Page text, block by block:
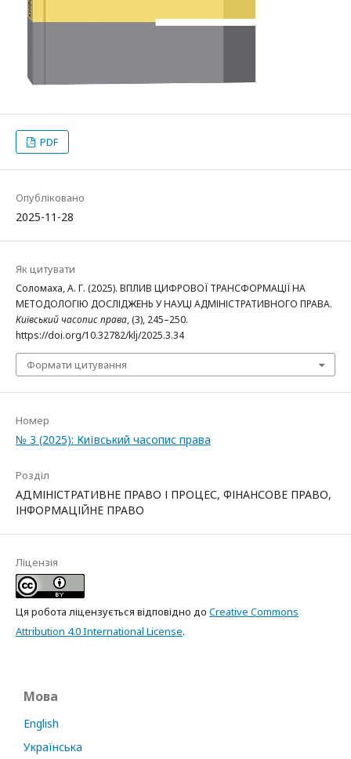
PDF
Опубліковано
2025-11-28
Як цитувати
Соломаха, А. Г. (2025). ВПЛИВ ЦИФРОВОЇ ТРАНСФОРМАЦІЇ НА
МЕТОДОЛОГІЮ ДОСЛІДЖЕНЬ У НАУЦІ АДМІНІСТРАТИВНОГО ПРАВА.
Київський часопис права, (3), 245–250.
https://doi.org/10.32782/klj/2025.3.34
Формати цитування
Номер
№ 3 (2025): Київський часопис права
Розділ
АДМІНІСТРАТИВНЕ ПРАВО І ПРОЦЕС, ФІНАНСОВЕ ПРАВО,
ІНФОРМАЦІЙНЕ ПРАВО
Ліцензія
Ця робота ліцензується відповідно до Creative Commons
Attribution 4.0 International License.
Мова
English
Українська